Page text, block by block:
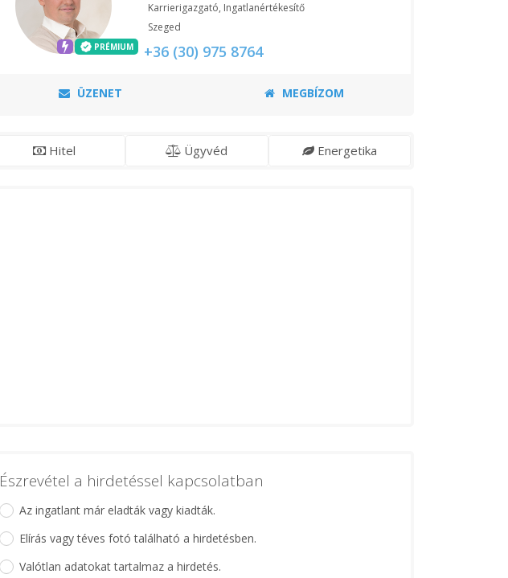
PRÉMIUM
Karrierigazgató, Ingatlanértékesítő
Szeged
+36 (30) 975 8764
ÜZENET MEGBÍZOM
Hitel Ügyvéd Energetika
Észrevétel a hirdetéssel kapcsolatban
Az ingatlant már eladták vagy kiadták.
Elírás vagy téves fotó található a hirdetésben.
Valótlan adatokat tartalmaz a hirdetés.